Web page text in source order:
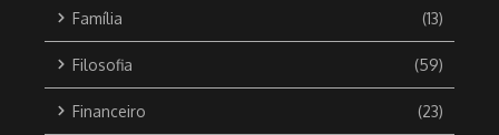
Família (13)
Filosofia (59)
Financeiro (23)